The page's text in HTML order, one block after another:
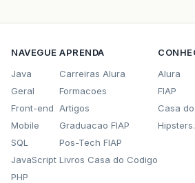
NAVEGUE
Java
Geral
Front-end
Mobile
SQL
JavaScript
PHP
APRENDA
Carreiras Alura
Formacoes
Artigos
Graduacao FIAP
Pos-Tech FIAP
Livros Casa do Codigo
Alura
FIAP
Casa